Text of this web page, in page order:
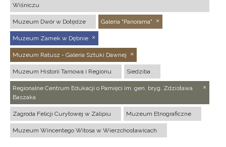
Wiśniczu
Muzeum Dwór w Dołędze Galeria "Panorama"
Muzeum Zamek w Dębnie
Muzeum Ratusz - Galeria Sztuki Dawnej
Muzeum Historii Tarnowa i Regionu Siedziba
Regionalne Centrum Edukacji o Pamięci im. gen. bryg. Zdzisława
Baszaka
Zagroda Felicji Curyłowej w Zalipiu Muzeum Etnograficzne
Muzeum Wincentego Witosa w Wierzchosławicach